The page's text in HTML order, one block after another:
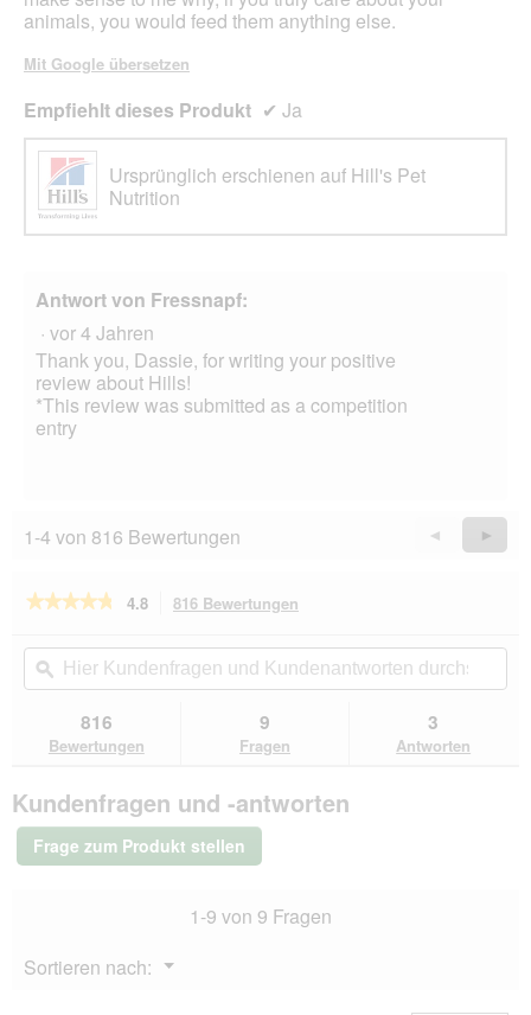
animals, you would feed them anything else.
Mit Google übersetzen
Empfiehlt dieses Produkt ✔ Ja
Ursprünglich erschienen auf Hill's Pet
Nutrition
Antwort von Fressnapf:
· vor 4 Jahren
Thank you, Dassie, for writing your positive
review about Hills!
*This review was submitted as a competition
entry
1-4 von 816 Bewertungen
Zurück
Reviews
◄
Weiter
►
★★★★★
★★★★★
5
lesen
Hill's
Trockenfutter
Adult,
4.8 816 Bewertungen
Aktion
navigierst
du
Bewertungen.
Hier
Kundenfragen
und
Kundenantworten
durchsuchen
ϙ
816
Bewertungen
9
Fragen
3
Antworten
Kundenfragen und -antworten
Frage zum Produkt stellen
1-9 von 9 Fragen
Sortieren nach:
▼
Menü